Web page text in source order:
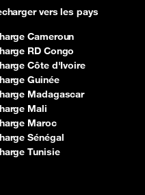
vers les pays
Cameroun
RD Congo
Côte d'Ivoire
Guinée
Madagascar
Mali
Maroc
Sénégal
Tunisie